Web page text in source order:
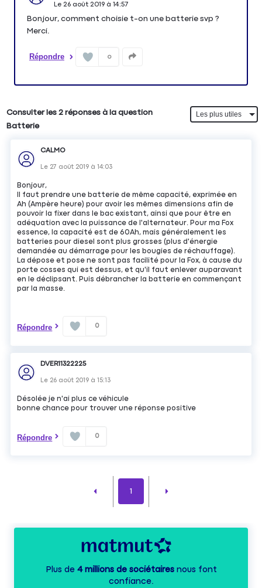
Le 26 août 2019à 14:57
Bonjour, comment choisie t-on une batterie svp ?
Merci.
Répondre 0
Consulter les 2 réponses à la question
Batterie
CALMO
Le 27 août 2019 à14:03
Bonjour,
Il faut prendre une batterie de même capacité, exprimée en
Ah (Ampère heure) pour avoir les mêmes dimensions afin de
pouvoir la fixer dans le bac existant, ainsi que pour être en
adéquation avec la puissance de l'alternateur. Pour ma Fox
essence, la capacité est de 60Ah, mais généralement les
batteries pour diesel sont plus grosses (plus d'énergie
demandée au démarrage pour les bougies de réchauffage).
La dépose et pose ne sont pas facilité pour la Fox, à cause du
porte cosses qui est dessus, et qu'il faut enlever auparavant
en le déclipsant. Puis débrancher la batterie en commençant
par la masse.
Répondre 0
DVER11322225
Le 26 août 2019 à15:13
Désolée je n'ai plus ce véhicule
bonne chance pour trouver une réponse positive
Répondre 0
1
Plus de 4 millions de sociétairesnous font
confiance.